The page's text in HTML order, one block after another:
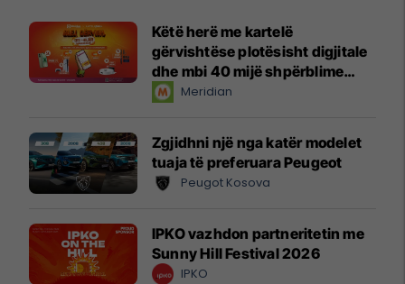
Këtë herë me kartelë
gërvishtëse plotësisht digjitale
dhe mbi 40 mijë shpërblime
instant!Meridian
Zgjidhni një nga katër modelet
tuaja të preferuara Peugeot
Peugot Kosova
IPKO vazhdon partneritetin me
Sunny Hill Festival 2026
IPKO